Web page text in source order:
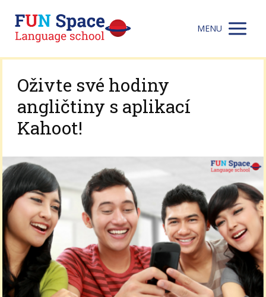
MENU
Oživte své hodiny
angličtiny s aplikací
Kahoot!